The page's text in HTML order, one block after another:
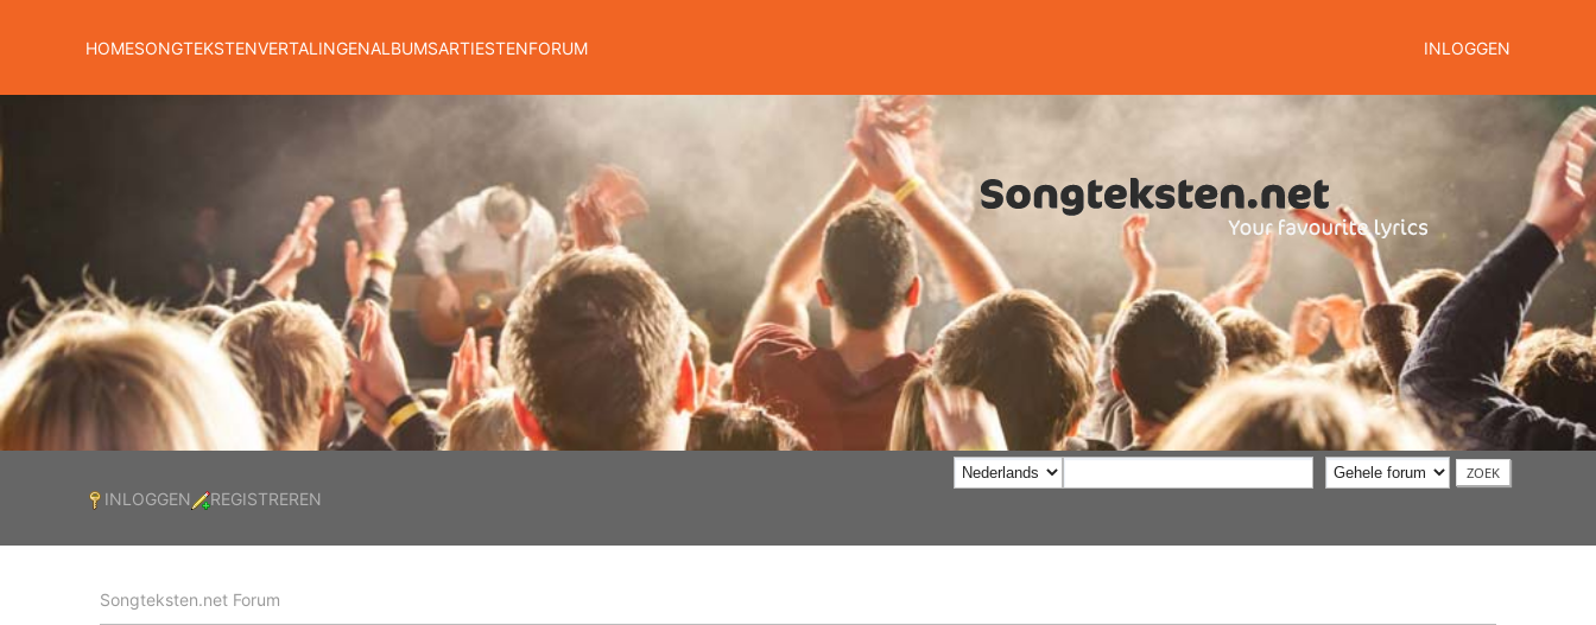
HOMESONGTEKSTENVERTALINGENALBUMSARTIESTENFORUM INLOGGEN
INLOGGEN REGISTREREN
Songteksten.net Forum